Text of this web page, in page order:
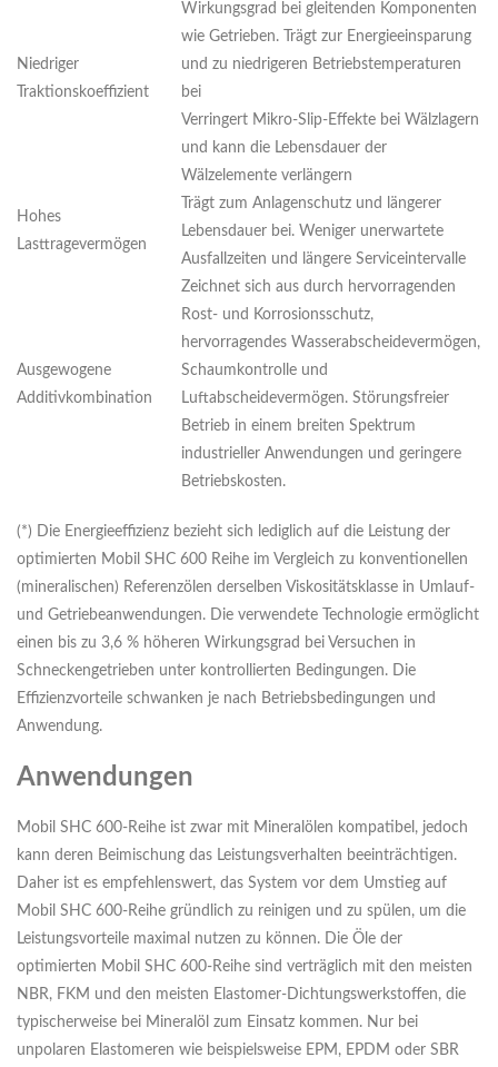
Niedriger
Traktionskoeffizient
Wirkungsgrad bei gleitenden Komponenten
wie Getrieben. Trägt zur Energieeinsparung
und zu niedrigeren Betriebstemperaturen
bei
Verringert Mikro-Slip-Effekte bei Wälzlagern
und kann die Lebensdauer der
Wälzelemente verlängern
Hohes
Lasttragevermögen
Trägt zum Anlagenschutz und längerer
Lebensdauer bei. Weniger unerwartete
Ausfallzeiten und längere Serviceintervalle
Ausgewogene
Additivkombination
Zeichnet sich aus durch hervorragenden
Rost- und Korrosionsschutz,
hervorragendes Wasserabscheidevermögen,
Schaumkontrolle und
Luftabscheidevermögen. Störungsfreier
Betrieb in einem breiten Spektrum
industrieller Anwendungen und geringere
Betriebskosten.
(*) Die Energieeffizienz bezieht sich lediglich auf die Leistung der
optimierten Mobil SHC 600 Reihe im Vergleich zu konventionellen
(mineralischen) Referenzölen derselben Viskositätsklasse in Umlauf-
und Getriebeanwendungen. Die verwendete Technologie ermöglicht
einen bis zu 3,6 % höheren Wirkungsgrad bei Versuchen in
Schneckengetrieben unter kontrollierten Bedingungen. Die
Effizienzvorteile schwanken je nach Betriebsbedingungen und
Anwendung.
Anwendungen
Mobil SHC 600-Reihe ist zwar mit Mineralölen kompatibel, jedoch
kann deren Beimischung das Leistungsverhalten beeinträchtigen.
Daher ist es empfehlenswert, das System vor dem Umstieg auf
Mobil SHC 600-Reihe gründlich zu reinigen und zu spülen, um die
Leistungsvorteile maximal nutzen zu können. Die Öle der
optimierten Mobil SHC 600-Reihe sind verträglich mit den meisten
NBR, FKM und den meisten Elastomer-Dichtungswerkstoffen, die
typischerweise bei Mineralöl zum Einsatz kommen. Nur bei
unpolaren Elastomeren wie beispielsweise EPM, EPDM oder SBR